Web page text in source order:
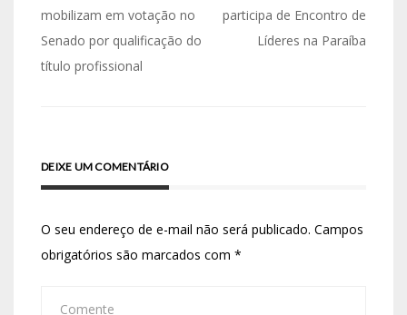
mobilizam em votação no
Senado por qualificação do
título profissional
participa de Encontro de
Líderes na Paraíba
DEIXE UM COMENTÁRIO
O seu endereço de e-mail não será publicado. Campos
obrigatórios são marcados com *